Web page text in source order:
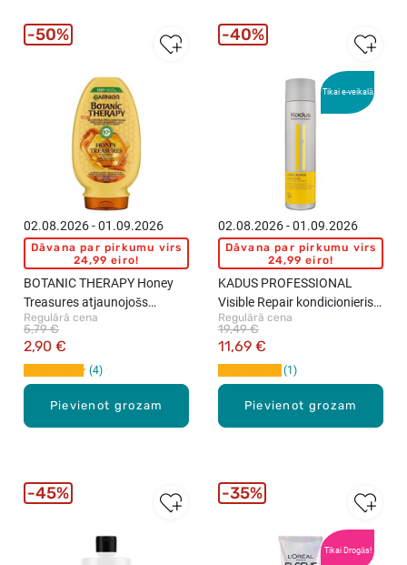
Pievienot grozam
02.08.2026 - 01.09.2026
Dāvana par pirkumu virs
24,99 eiro!
BOTANIC THERAPY Honey
Treasures atjaunojošs
kondicionieri, 200ml
Regulārā cena
2,90 €
5,79 €
4
50%
Tikai e-veikalā
Pievienot grozam
02.08.2026 - 01.09.2026
Dāvana par pirkumu virs
24,99 eiro!
KADUS PROFESSIONAL
Visible Repair kondicionieris
matu atjaunošanai, 250ml
Regulārā cena
11,69 €
19,49 €
1
40%
45%
Tikai Drogās!
35%